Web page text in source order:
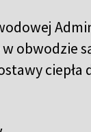
obwodzie